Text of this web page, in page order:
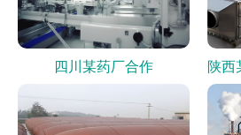
四川某药厂合作